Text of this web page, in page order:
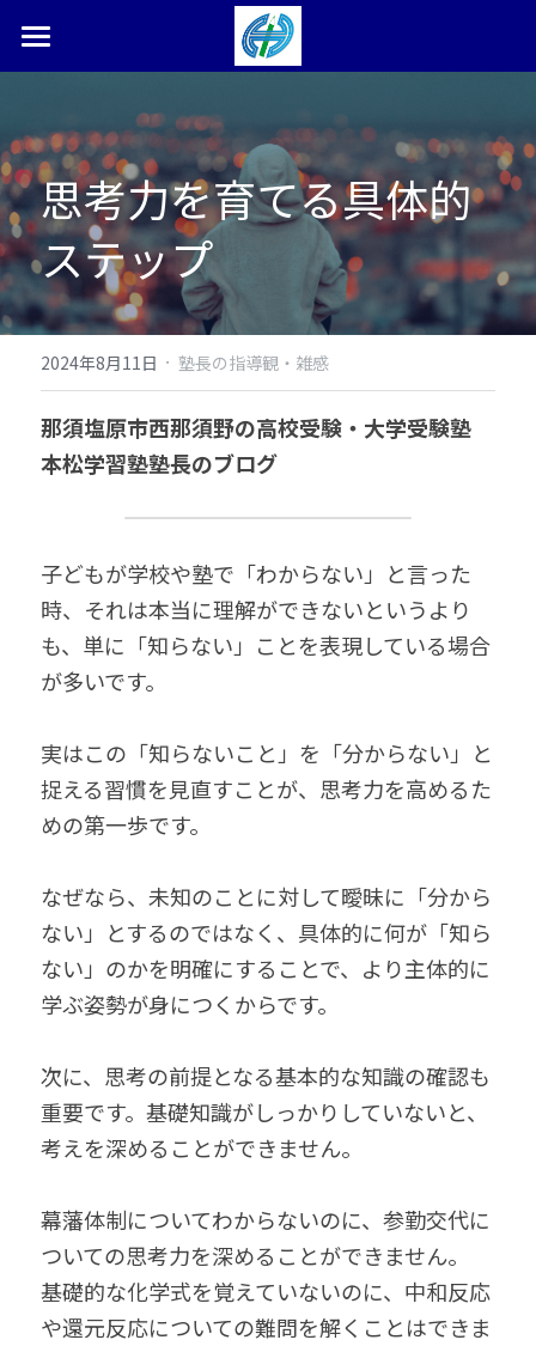
ホーム
塾長ブログ
本松学習塾とは
合格体験記・実績
お問い合わせ
検索
0287-36-9450
思考力を育てる具体的
ステップ
2024年8月11日 · 塾長の指導観・雑感
那須塩原市西那須野の高校受験・大学受験塾
本松学習塾塾長のブログ
子どもが学校や塾で「わからない」と言った
時、それは本当に理解ができないというより
も、単に「知らない」ことを表現している場合
が多いです。
実はこの「知らないこと」を「分からない」と
捉える習慣を見直すことが、思考力を高めるた
めの第一歩です。
なぜなら、未知のことに対して曖昧に「分から
ない」とするのではなく、具体的に何が「知ら
ない」のかを明確にすることで、より主体的に
学ぶ姿勢が身につくからです。
次に、思考の前提となる基本的な知識の確認も
重要です。基礎知識がしっかりしていないと、
考えを深めることができません。
幕藩体制についてわからないのに、参勤交代に
ついての思考力を深めることができません。
基礎的な化学式を覚えていないのに、中和反応
や還元反応についての難問を解くことはできま